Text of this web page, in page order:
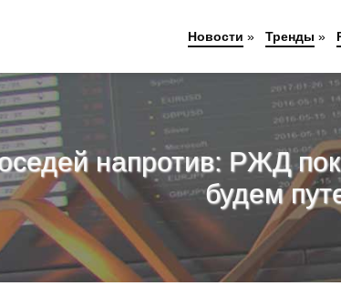
напротив: РЖД
будем
Новости » Тренды »